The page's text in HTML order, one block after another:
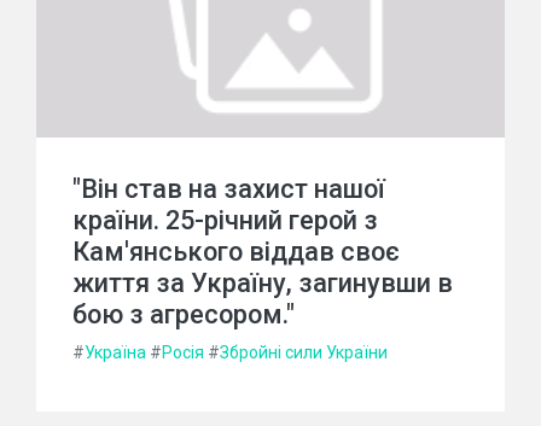
"Він став на захист нашої
країни. 25-річний герой з
Кам'янського віддав своє
життя за Україну, загинувши в
бою з агресором."
#Україна #Росія #Збройні сили України